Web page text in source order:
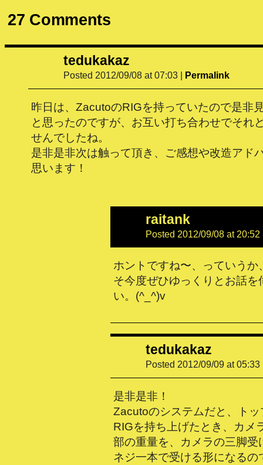
27 Comments
tedukakaz
Posted 2012/09/08 at 07:03 | Permalink
昨日は、ZacutoのRIGを持っていたので是非
と思ったのですが、お互い打ち合わせでそれ
せんでしたね。
是非是非次は触って頂き、ご感想や改造アド
思います！
raitank
Posted 2012/09/08 at 20:52
ホントですね〜、っていうか
そ今度ぜひゆっくりとお話を
い。(^_^)v
tedukakaz
Posted 2012/09/09 at 05:33
是非是非！
Zacutoのシステムだと、ト
RIGを持ち上げたとき、カメ
部の重量を、カメラの三脚受
ネジ一本で受ける形になるの